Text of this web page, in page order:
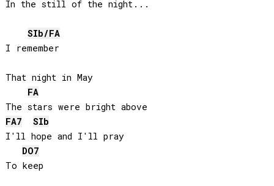
In the still of the night...
SIb/FA
I remember
That night in May
FA
FA7
SIb
I'll hope and I'll pray
DO7
To keep